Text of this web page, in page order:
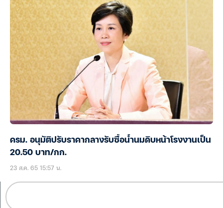
ครม. อนุมัติปรับราคากลางรับซื้อน้ำนมดิบหน้าโรงงานเป็น
20.50 บาท/กก.
23 ส.ค. 65 15:57 น.